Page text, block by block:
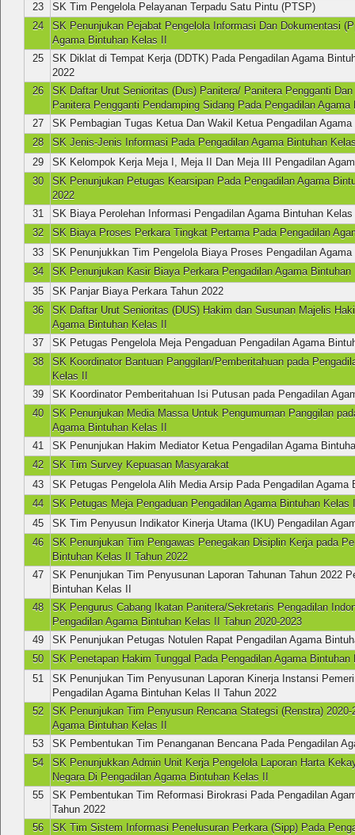
23
SK Tim Pengelola Pelayanan Terpadu Satu Pintu (PTSP)
24
SK Penunjukan Pejabat Pengelola Informasi Dan Dokumentasi
Agama Bintuhan Kelas II
25
SK Diklat di Tempat Kerja (DDTK) Pada Pengadilan Agama
2022
26
SK Daftar Urut Senioritas (Dus) Panitera/ Panitera Pengganti
Panitera Pengganti Pendamping Sidang Pada Pengadilan
27
SK Pembagian Tugas Ketua Dan Wakil Ketua Pengadilan
28
SK Jenis-Jenis Informasi Pada Pengadilan Agama Bintuhan
29
SK Kelompok Kerja Meja I, Meja II Dan Meja III Pengadilan
30
SK Penunjukan Petugas Kearsipan Pada Pengadilan Agama
2022
31
SK Biaya Perolehan Informasi Pengadilan Agama Bintuhan
32
SK Biaya Proses Perkara Tingkat Pertama Pada Pengadilan
33
SK Penunjukkan Tim Pengelola Biaya Proses Pengadilan
34
SK Penunjukan Kasir Biaya Perkara Pengadilan Agama Bintuhan
35
SK Panjar Biaya Perkara Tahun 2022
36
SK Daftar Urut Senioritas (DUS) Hakim dan Susunan Majelis
Agama Bintuhan Kelas II
37
SK Petugas Pengelola Meja Pengaduan Pengadilan Agama
38
SK Koordinator Bantuan Panggilan/Pemberitahuan pada
Kelas II
39
SK Koordinator Pemberitahuan Isi Putusan pada Pengadilan
40
SK Penunjukan Media Massa Untuk Pengumuman Panggilan
Agama Bintuhan Kelas II
41
SK Penunjukan Hakim Mediator Ketua Pengadilan Agama
42
SK Tim Survey Kepuasan Masyarakat
43
SK Petugas Pengelola Alih Media Arsip Pada Pengadilan Agama
44
SK Petugas Meja Pengaduan Pengadilan Agama Bintuhan Kelas
45
SK Tim Penyusun Indikator Kinerja Utama (IKU) Pengadilan
46
SK Penunjukan Tim Pengawas Penegakan Disiplin Kerja pada
Bintuhan Kelas II Tahun 2022
47
SK Penunjukan Tim Penyusunan Laporan Tahunan Tahun 2022
Bintuhan Kelas II
48
SK Pengurus Cabang Ikatan Panitera/Sekretaris Pengadilan
Pengadilan Agama Bintuhan Kelas II Tahun 2020-2023
49
SK Penunjukan Petugas Notulen Rapat Pengadilan Agama
50
SK Penetapan Hakim Tunggal Pada Pengadilan Agama Bintuhan
51
SK Penunjukan Tim Penyusunan Laporan Kinerja Instansi
Pengadilan Agama Bintuhan Kelas II Tahun 2022
52
SK Penunjukan Tim Penyusun Rencana Stategsi (Renstra) 2020-
Agama Bintuhan Kelas II
53
SK Pembentukan Tim Penanganan Bencana Pada Pengadilan
54
SK Penunjukkan Admin Unit Kerja Pengelola Laporan Harta
Negara Di Pengadilan Agama Bintuhan Kelas II
55
SK Pembentukan Tim Reformasi Birokrasi Pada Pengadilan
Tahun 2022
56
SK Tim Sistem Informasi Penelusuran Perkara (Sipp) Pada